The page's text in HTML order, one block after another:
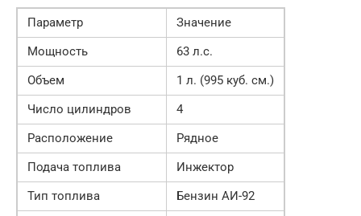
Параметр
Значение
Мощность
63 л.с.
Объем
1 л. (995 куб. см.)
Число цилиндров
4
Расположение
Рядное
Подача топлива
Инжектор
Тип топлива
Бензин АИ-92